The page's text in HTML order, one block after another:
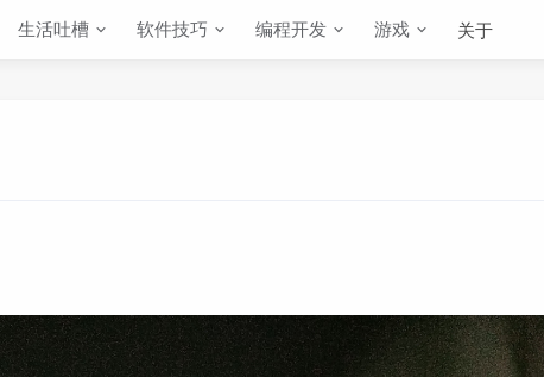
生活吐槽 软件技巧 编程开发 游戏 关于